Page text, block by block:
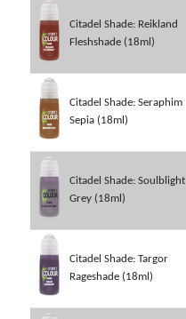
Citadel Shade: Reikland
Fleshshade (18ml)
Citadel Shade: Seraphim
Sepia (18ml)
Citadel Shade: Soulblight
Grey (18ml)
Citadel Shade: Targor
Rageshade (18ml)